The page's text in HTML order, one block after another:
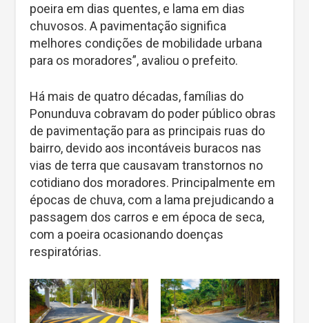
poeira em dias quentes, e lama em dias
chuvosos. A pavimentação significa
melhores condições de mobilidade urbana
para os moradores”, avaliou o prefeito.
Há mais de quatro décadas, famílias do
Ponunduva cobravam do poder público obras
de pavimentação para as principais ruas do
bairro, devido aos incontáveis buracos nas
vias de terra que causavam transtornos no
cotidiano dos moradores. Principalmente em
épocas de chuva, com a lama prejudicando a
passagem dos carros e em época de seca,
com a poeira ocasionando doenças
respiratórias.